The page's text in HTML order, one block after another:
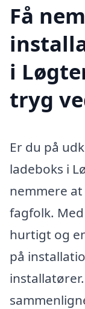
Få
i
tryg
Er du på
ladeboks i
nemmere
fagfolk.
hurtigt og
på